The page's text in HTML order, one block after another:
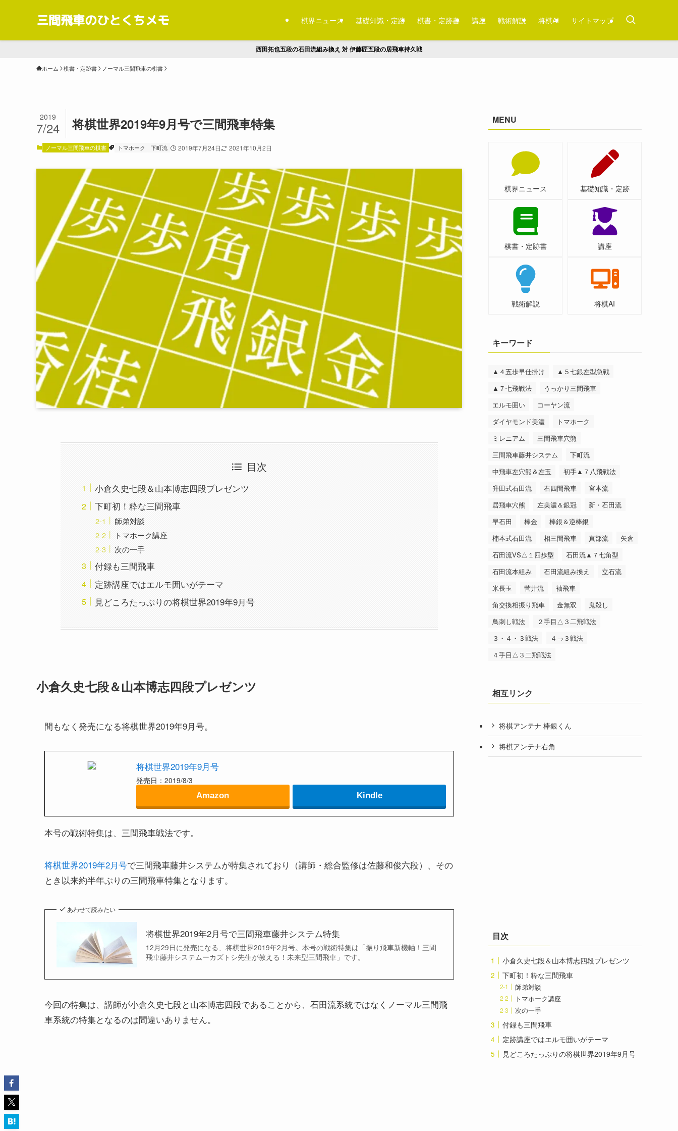
三間飛車のひとくちメモ 棋界ニュース 基礎知識・定跡 棋書・定跡書 講座 戦術解説 将棋AI サイトマップ
西田拓也五段の石田流組み換え 対 伊藤匠五段の居飛車持久戦
ホーム 棋書・定跡書 ノーマル三間飛車の棋書
将棋世界2019年9月号で三間飛車特集
2019
7/24
ノーマル三間飛車の棋書 トマホーク 下町流 2019年7月24日 2021年10月2日
目次
小倉久史七段＆山本博志四段プレゼンツ
下町初！粋な三間飛車
師弟対談
トマホーク講座
次の一手
付録も三間飛車
定跡講座ではエルモ囲いがテーマ
見どころたっぷりの将棋世界2019年9月号
小倉久史七段＆山本博志四段プレゼンツ
間もなく発売になる将棋世界2019年9月号。
将棋世界2019年9月号
発売日：2019/8/3
Amazon Kindle
本号の戦術特集は、三間飛車戦法です。
将棋世界2019年2月号で三間飛車藤井システムが特集されており（講師・総合監修は佐藤和俊六段）、その
とき以来約半年ぶりの三間飛車特集となります。
あわせて読みたい
将棋世界2019年2月号で三間飛車藤井システム特集
12月29日に発売になる、将棋世界2019年2月号。本号の戦術特集は「振り飛車新機軸！三間
飛車藤井システムーカズトシ先生が教える！未来型三間飛車」です。
今回の特集は、講師が小倉久史七段と山本博志四段であることから、石田流系統ではなくノーマル三間飛
車系統の特集となるのは間違いありません。
MENU
棋界ニュース 基礎知識・定跡
棋書・定跡書 講座
戦術解説 将棋AI
キーワード
▲４五歩早仕掛け
▲５七銀左型急戦
▲７七飛戦法
うっかり三間飛車
エルモ囲い
コーヤン流
ダイヤモンド美濃
トマホーク
ミレニアム
三間飛車穴熊
三間飛車藤井システム
下町流
中飛車左穴熊＆左玉
初手▲７八飛戦法
升田式石田流
右四間飛車
宮本流
居飛車穴熊
左美濃＆銀冠
新・石田流
早石田
棒金
棒銀＆逆棒銀
楠本式石田流
相三間飛車 真部流
矢倉
石田流VS△１四歩型
石田流▲７七角型
石田流本組み
石田流組み換え
立石流
米長玉
菅井流
袖飛車
角交換相振り飛車
金無双
鬼殺し
鳥刺し戦法
２手目△３二飛戦法
３・４・３戦法
４→３戦法
４手目△３二飛戦法
相互リンク
将棋アンテナ 棒銀くん
将棋アンテナ右角
目次
小倉久史七段＆山本博志四段プレゼンツ
下町初！粋な三間飛車
師弟対談
トマホーク講座
次の一手
付録も三間飛車
定跡講座ではエルモ囲いがテーマ
見どころたっぷりの将棋世界2019年9月号